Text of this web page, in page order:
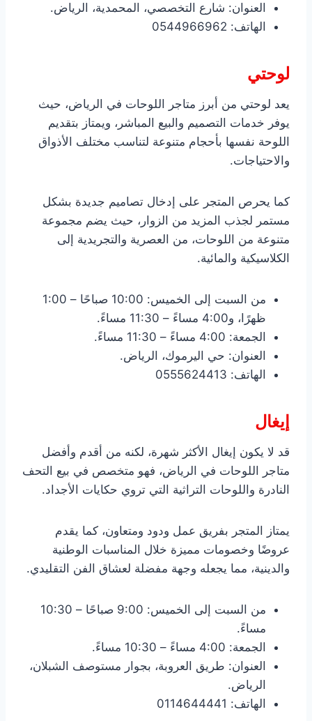
العنوان: شارع التخصصي، المحمدية، الرياض.
الهاتف: 0544966962
لوحتي
يعد لوحتي من أبرز متاجر اللوحات في الرياض، حيث
يوفر خدمات التصميم والبيع المباشر، ويمتاز بتقديم
اللوحة نفسها بأحجام متنوعة لتناسب مختلف الأذواق
والاحتياجات.
كما يحرص المتجر على إدخال تصاميم جديدة بشكل
مستمر لجذب المزيد من الزوار، حيث يضم مجموعة
متنوعة من اللوحات، من العصرية والتجريدية إلى
الكلاسيكية والمائية.
من السبت إلى الخميس: 10:00 صباحًا – 1:00
ظهرًا، و4:00 مساءً – 11:30 مساءً.
الجمعة: 4:00 مساءً – 11:30 مساءً.
العنوان: حي اليرموك، الرياض.
الهاتف: 0555624413
إيغال
قد لا يكون إيغال الأكثر شهرة، لكنه من أقدم وأفضل
متاجر اللوحات في الرياض، فهو متخصص في بيع التحف
النادرة واللوحات التراثية التي تروي حكايات الأجداد.
يمتاز المتجر بفريق عمل ودود ومتعاون، كما يقدم
عروضًا وخصومات مميزة خلال المناسبات الوطنية
والدينية، مما يجعله وجهة مفضلة لعشاق الفن التقليدي.
من السبت إلى الخميس: 9:00 صباحًا – 10:30
مساءً.
الجمعة: 4:00 مساءً – 10:30 مساءً.
العنوان: طريق العروبة، بجوار مستوصف الشبلان،
الرياض.
الهاتف: 0114644441